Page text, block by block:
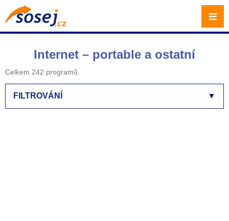
Internet – portable a ostatní
Celkem 242 programů.
▼
FILTROVÁNÍ
≡